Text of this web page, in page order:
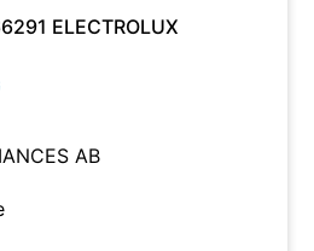
ELECTROLUX
AB